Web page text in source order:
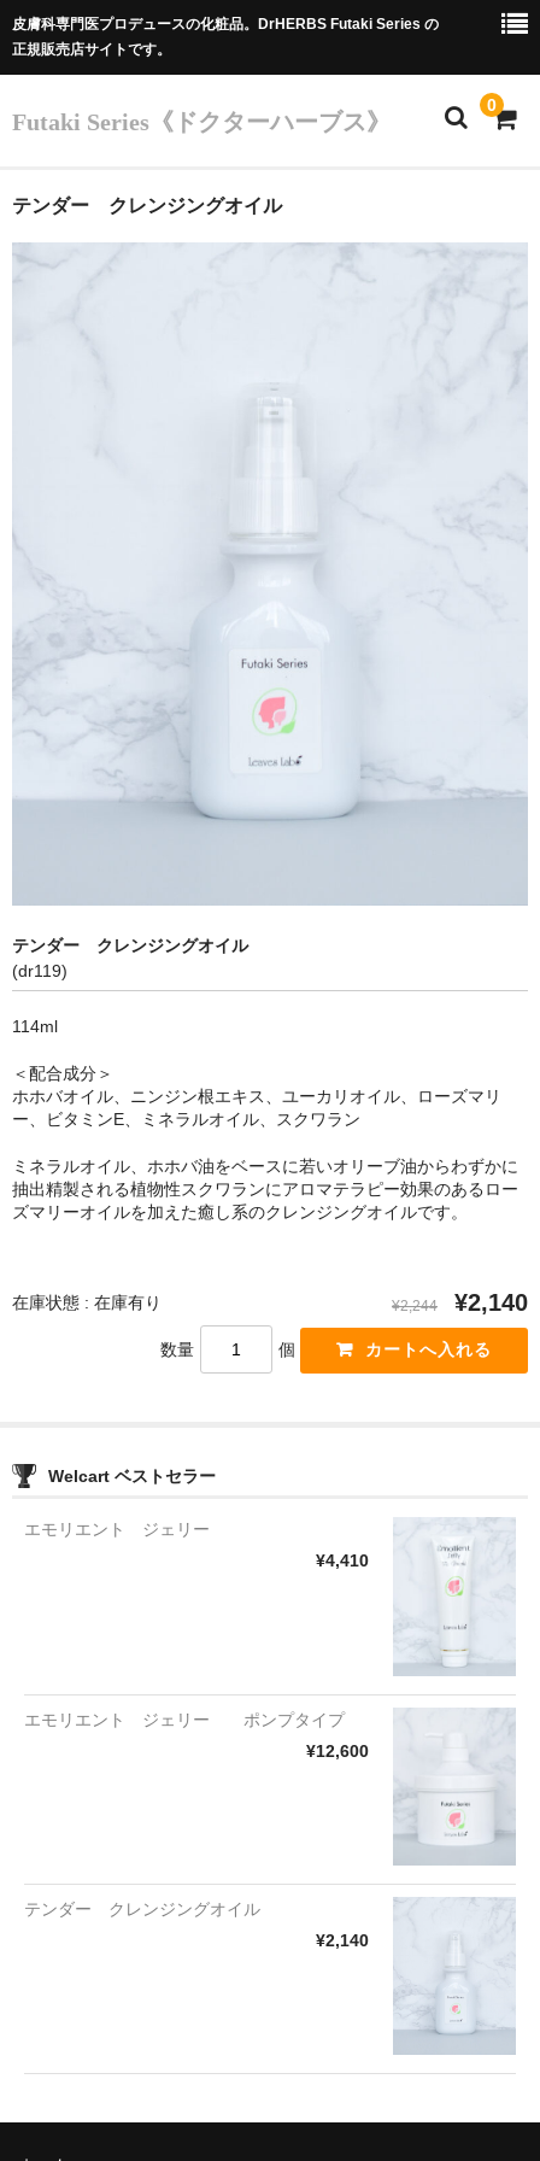
皮膚科専門医プロデュースの化粧品。DrHERBS Futaki Series の
正規販売店サイトです。
Futaki Series《ドクターハーブス》
0
ホーム
テンダー クレンジングオイル
テンダー クレンジングオイル
(dr119)
114ml
＜配合成分＞
ホホバオイル、ニンジン根エキス、ユーカリオイル、ローズマリ
ー、ビタミンE、ミネラルオイル、スクワラン
ミネラルオイル、ホホバ油をベースに若いオリーブ油からわずかに
抽出精製される植物性スクワランにアロマテラピー効果のあるロー
ズマリーオイルを加えた癒し系のクレンジングオイルです。
在庫状態 : 在庫有り ¥2,244 ¥2,140
数量 個
Welcart ベストセラー
エモリエント ジェリー
¥4,410
エモリエント ジェリー ポンプタイプ
¥12,600
テンダー クレンジングオイル
¥2,140